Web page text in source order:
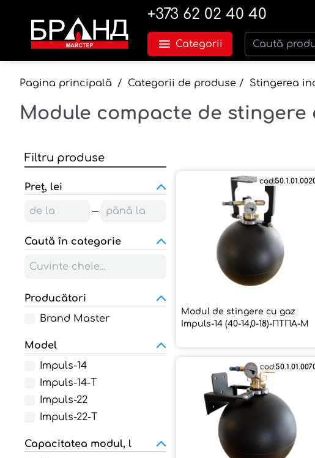
+373 62 02 40 40
Categorii
Pagina principală / Categorii de produse / Stingerea
Module compacte de stingere
Filtru produse
Preț, lei
Caută în categorie
Producători
Brand Master
Model
Impuls-14
Impuls-14-Т
Impuls-22
Impuls-22-Т
Capacitatea modul, l
cod:
Modul de stingere cu gaz
Impuls-14 (40-14,0-18)-ПТПА-М
cod: